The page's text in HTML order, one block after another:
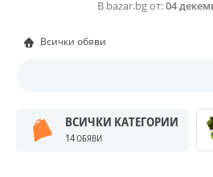
В bazar.bg от:04
Всички обяви
ВСИЧКИ КАТЕГОРИИ
14ОБЯВИ